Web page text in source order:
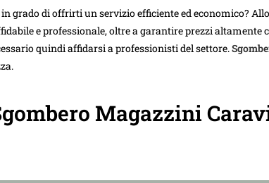
grado di offrirti un servizio efficiente ed economico?
e professionale, oltre a garantire prezzi altamente
quindi affidarsi a professionisti del settore.
Magazzini